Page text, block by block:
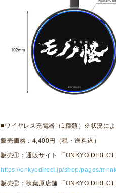
■ワイヤレス充電器（ 1 種類）※状況に
販売価格： 4,400円（税・送料込）
販売①：通販サイト 「ONKYO DIRECT
https://onkyodirect.jp/shop/pages/
販売②：秋葉原店舗 「ONKYO